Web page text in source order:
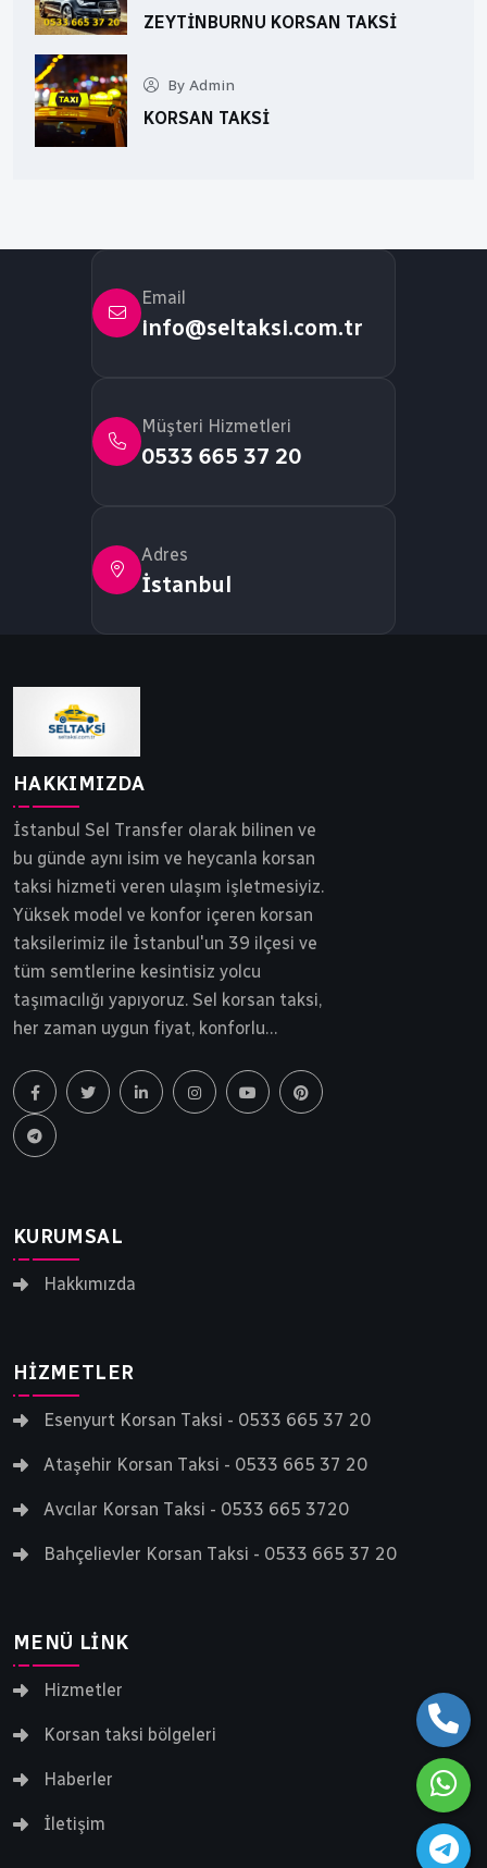
ZEYTINBURNU KORSAN TAKSI
By Admin
KORSAN TAKSI
Email
info@seltaksi.com.tr
Müşteri Hizmetleri
0533 665 37 20
Adres
İstanbul
HAKKIMIZDA
İstanbul Sel Transfer olarak bilinen ve
bu günde aynı isim ve heycanla korsan
taksi hizmeti veren ulaşım işletmesiyiz.
Yüksek model ve konfor içeren korsan
taksilerimiz ile İstanbul'un 39 ilçesi ve
tüm semtlerine kesintisiz yolcu
taşımacılığı yapıyoruz. Sel korsan taksi,
her zaman uygun fiyat, konforlu
ödün vermeden yollarda ilerlemektedir.
İstanbul korsan taksi, Sel Transfer 30
yılı aşkın bir süredir siz ve sevdiklerinizi
KURUMSAL
Hakkımızda
HIZMETLER
Esenyurt Korsan Taksi - 0533 665 37 20
Ataşehir Korsan Taksi - 0533 665 37 20
Avcılar Korsan Taksi - 0533 665 3720
Bahçelievler Korsan Taksi - 0533 665 37 20
MENÜ LINK
Hizmetler
Korsan taksi bölgeleri
Haberler
İletişim